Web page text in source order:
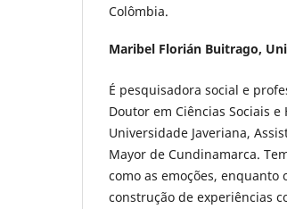
Colômbia.
Maribel Florián Buitrago,
É pesquisadora social e
Doutor em Ciências Sociais
Universidade Javeriana,
Mayor de Cundinamarca.
como as emoções,
construção de experiências